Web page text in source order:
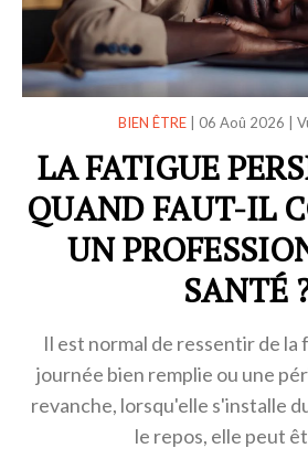
BIEN ÊTRE| 06 Aoû 2026
LA FATIGUE
QUAND FAUT-IL
UN
SANTÉ
Il est normal de ressentir de la
journée bien remplie ou une
revanche, lorsqu'elle s'installe
le repos, elle peut